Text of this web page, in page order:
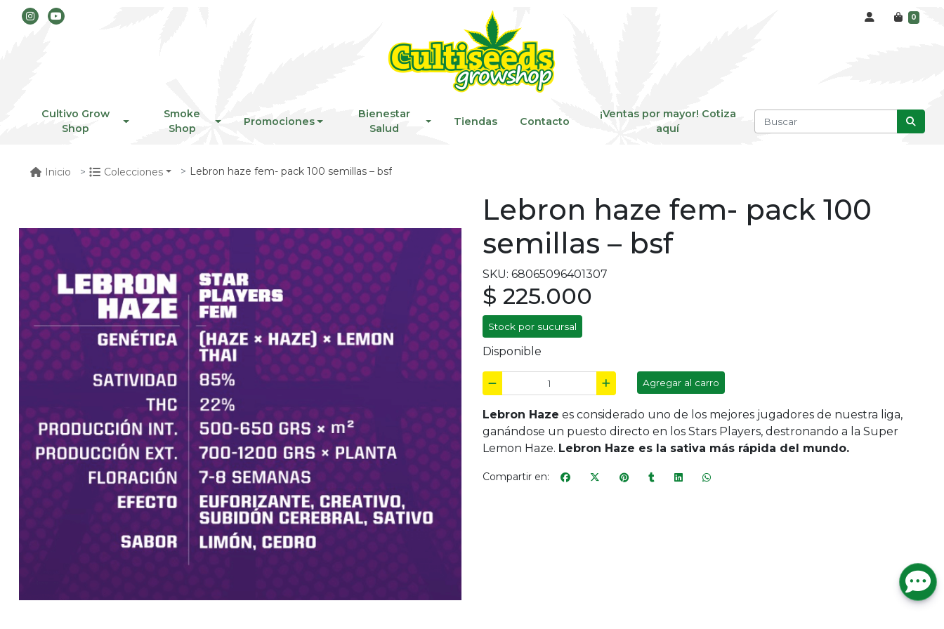
0
Cultivo Grow
Shop
Smoke
Shop
Promociones
Bienestar
Salud
Tiendas Contacto
¡Ventas por mayor! Cotiza
aquí
Inicio Colecciones Lebron haze fem- pack 100 semillas – bsf
Lebron haze fem- pack 100
semillas – bsf
SKU: 68065096401307
$ 225.000
Stock por sucursal
Disponible
Agregar al carro
Lebron Haze es considerado uno de los mejores jugadores de nuestra liga,
ganándose un puesto directo en los Stars Players, destronando a la Super
Lemon Haze. Lebron Haze es la sativa más rápida del mundo.
Compartir en: